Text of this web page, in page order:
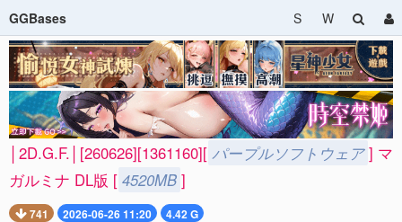
GGBases S W
│2D.G.F.│[260626][1361160][ パープルソフトウェア ] マ
ガルミナ DL版 [ 4520MB ]
741 2026-06-26 11:20 4.42 G